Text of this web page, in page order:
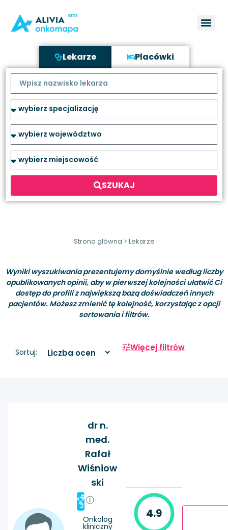
Lekarze Placówki
SZUKAJ
Strona główna > Lekarze
Wyniki wyszukiwania prezentujemy domyślnie według liczby
opublikowanych opinii, aby w pierwszej kolejności ułatwić Ci
dostęp do profili z największą bazą doświadczeń innych
pacjentów. Możesz zmienić tę kolejność, korzystając z opcji
sortowania i filtrów.
Sortuj: Więcej filtrów
dr n.
med.
Rafał
Wiśniow
ski
#
2
Onkolog
kliniczny
4.9